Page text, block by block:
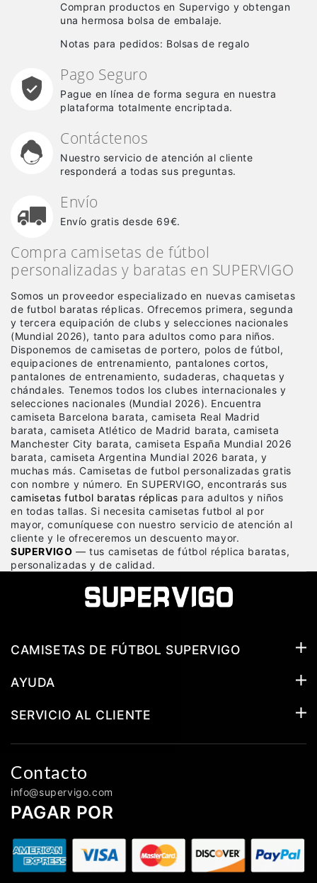
Compran productos en Supervigo y obtengan
una hermosa bolsa de embalaje.
Notas para pedidos: Bolsas de regalo
Pago Seguro
Pague en línea de forma segura en nuestra
plataforma totalmente encriptada.
Contáctenos
Nuestro servicio de atención al cliente
responderá a todas sus preguntas.
Envío
Envío gratis desde 69€.
Compra camisetas de fútbol
personalizadas y baratas en SUPERVIGO
Somos un proveedor especializado en nuevas camisetas
de futbol baratas réplicas. Ofrecemos primera, segunda
y tercera equipación de clubs y selecciones nacionales
(Mundial 2026), tanto para adultos como para niños.
Disponemos de camisetas de portero, polos de fútbol,
equipaciones de entrenamiento, pantalones cortos,
pantalones de entrenamiento, sudaderas, chaquetas y
chándales. Tenemos todos los clubes internacionales y
selecciones nacionales (Mundial 2026). Encuentra
camiseta Barcelona barata, camiseta Real Madrid
barata, camiseta Atlético de Madrid barata, camiseta
Manchester City barata, camiseta España Mundial 2026
barata, camiseta Argentina Mundial 2026 barata, y
muchas más. Camisetas de futbol personalizadas gratis
con nombre y número. En SUPERVIGO, encontrarás sus
camisetas futbol baratas réplicas para adultos y niños
en todas tallas. Si necesita camisetas futbol al por
mayor, comuníquese con nuestro servicio de atención al
cliente y le ofreceremos un descuento mayor.
SUPERVIGO — tus camisetas de fútbol réplica baratas,
personalizadas y de calidad.
CAMISETAS DE FÚTBOL SUPERVIGO
AYUDA
SERVICIO AL CLIENTE
Contacto
info@supervigo.com
PAGAR POR